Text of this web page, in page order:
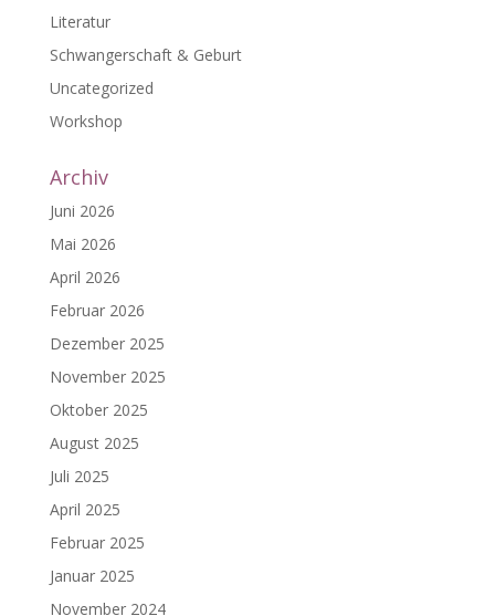
Literatur
Schwangerschaft & Geburt
Uncategorized
Workshop
Archiv
Juni 2026
Mai 2026
April 2026
Februar 2026
Dezember 2025
November 2025
Oktober 2025
August 2025
Juli 2025
April 2025
Februar 2025
Januar 2025
November 2024